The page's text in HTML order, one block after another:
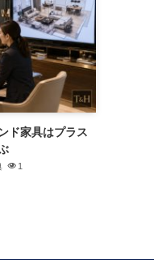
ド家具はプラス
1